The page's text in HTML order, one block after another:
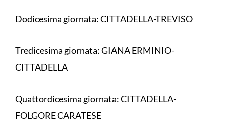
Dodicesima giornata: CITTADELLA-TREVISO
Tredicesima giornata: GIANA ERMINIO-
CITTADELLA
Quattordicesima giornata: CITTADELLA-
FOLGORE CARATESE